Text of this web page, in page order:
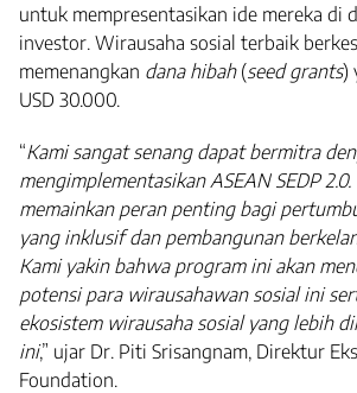
untuk mempresentasikan ide mereka di
investor. Wirausaha sosial terbaik
memenangkan dana hibah(seed grants)
USD 30.000.
“Kami sangat senang dapat bermitra
mengimplementasikan ASEAN SEDP
memainkan peran penting bagi
yang inklusif dan pembangunan
Kami yakin bahwa program ini akan
potensi para wirausahawan sosial ini
ekosistem wirausaha sosial yang lebih
ini,” ujar Dr. Piti Srisangnam, Direktur
Foundation.